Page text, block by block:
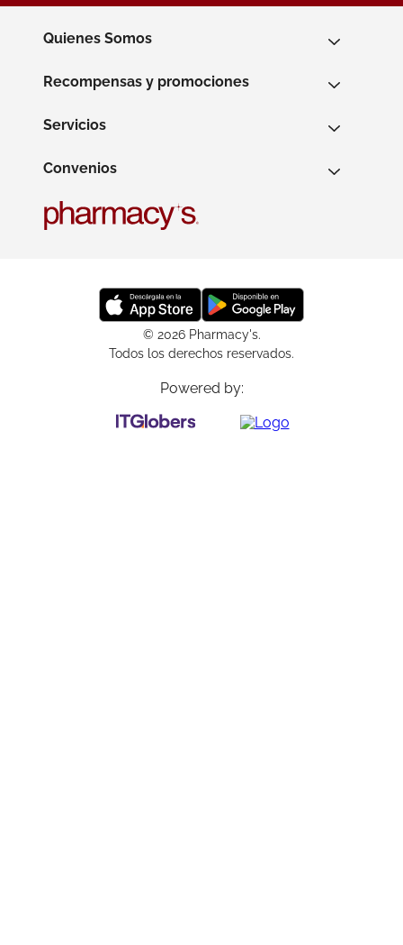
Quienes Somos
Recompensas y promociones
Servicios
Convenios
© 2026 Pharmacy's.
Todos los derechos reservados.
Powered by: